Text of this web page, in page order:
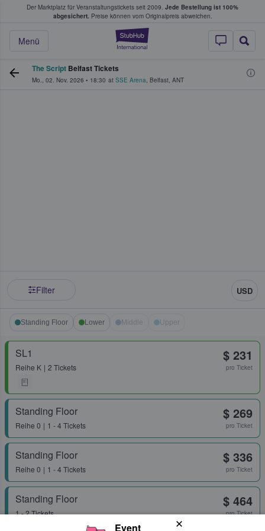
Der Marktplatz für Veranstaltungstickets seit 2009. Jede Bestellung ist 100%
abgesichert. Preise können vom Originalpreis abweichen.
StubHub - Wo
Menü
Tickets kaufen & verkaufen
The Script Belfast Tickets
Mo., 02. Nov. 2026 • 18:30 at SSE Arena, Belfast, ANT
Filter USD
Standing Floor Lower Middle Upper
SL1
Reihe K 2 Tickets
$ 231
pro Ticket
Standing Floor
Reihe 0 1 - 4 Tickets
$ 269
pro Ticket
Standing Floor
Reihe 0 1 - 4 Tickets
$ 336
pro Ticket
Standing Floor
1 - 2 Tickets
$ 464
pro Ticket
Event